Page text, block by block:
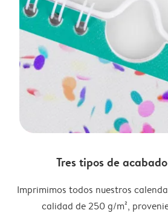
Tres tipos de
Imprimimos todos nuestros
calidad de 250 g/m²,